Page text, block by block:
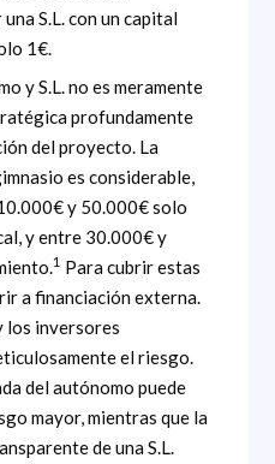
S.L. con un capital
1€.
y S.L. no es meramente
profundamente
del proyecto. La
es considerable,
y 50.000€ solo
y entre 30.000€ y
1 Para cubrir estas
a financiación externa.
los inversores
el riesgo.
del autónomo puede
mayor, mientras que la
de una S.L.